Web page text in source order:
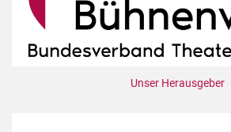
Unser Herausgeber